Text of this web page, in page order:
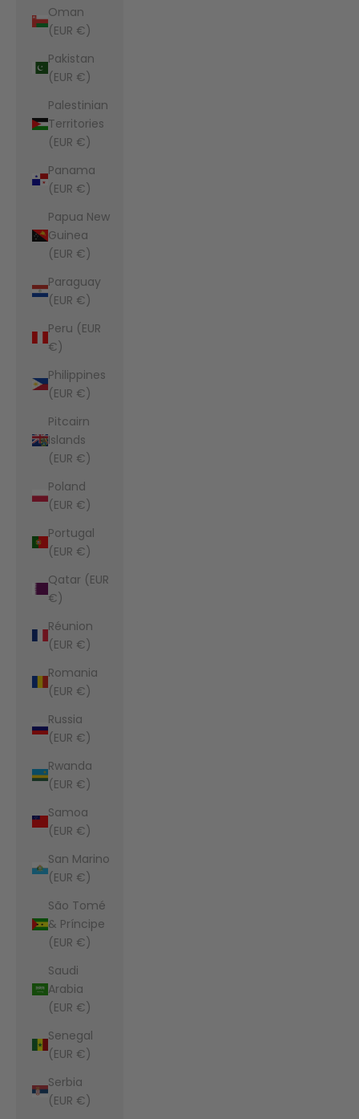
Oman
(EUR €)
Pakistan
(EUR €)
Palestinian
Territories
(EUR €)
Panama
(EUR €)
Papua New
Guinea
(EUR €)
Paraguay
(EUR €)
Peru (EUR
€)
Philippines
(EUR €)
Pitcairn
Islands
(EUR €)
Poland
(EUR €)
Portugal
(EUR €)
Qatar (EUR
€)
Réunion
(EUR €)
Romania
(EUR €)
Russia
(EUR €)
Rwanda
(EUR €)
Samoa
(EUR €)
San Marino
(EUR €)
São Tomé
& Príncipe
(EUR €)
Saudi
Arabia
(EUR €)
Senegal
(EUR €)
Serbia
(EUR €)